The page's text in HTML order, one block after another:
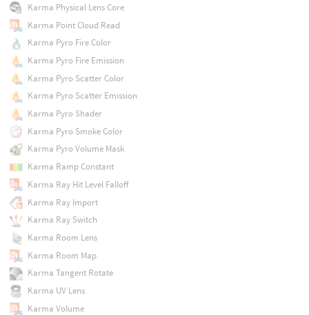
Karma Physical Lens Core
Karma Point Cloud Read
Karma Pyro Fire Color
Karma Pyro Fire Emission
Karma Pyro Scatter Color
Karma Pyro Scatter Emission
Karma Pyro Shader
Karma Pyro Smoke Color
Karma Pyro Volume Mask
Karma Ramp Constant
Karma Ray Hit Level Falloff
Karma Ray Import
Karma Ray Switch
Karma Room Lens
Karma Room Map
Karma Tangent Rotate
Karma UV Lens
Karma Volume